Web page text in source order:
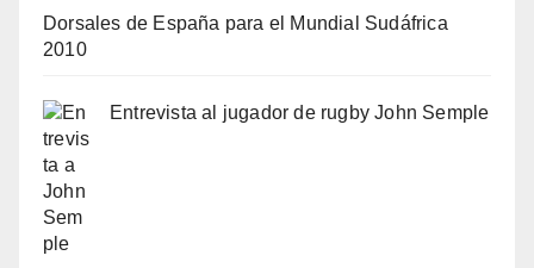
Dorsales de España para el Mundial Sudáfrica
2010
Entrevista al jugador de rugby John Semple